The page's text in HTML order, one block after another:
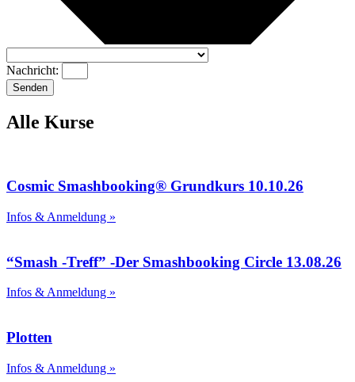
Nachricht:
Senden
Alle Kurse
Cosmic Smashbooking® Grundkurs 10.10.26
Infos & Anmeldung »
“Smash -Treff” -Der Smashbooking Circle 13.08.26
Infos & Anmeldung »
Plotten
Infos & Anmeldung »